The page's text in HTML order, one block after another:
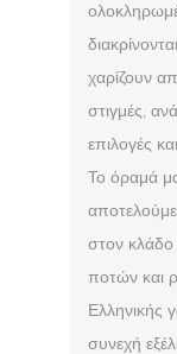
χαρίζουν
στιγμές,
επιλογές
Το όραμά
αποτελούμε
στον
ποτών και
Ελληνικής
συνεχή